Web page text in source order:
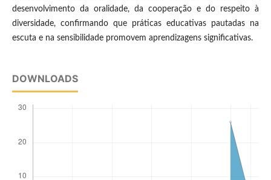
desenvolvimento da oralidade, da cooperação e do respeito à
diversidade, confirmando que práticas educativas pautadas na
escuta e na sensibilidade promovem aprendizagens significativas.
DOWNLOADS